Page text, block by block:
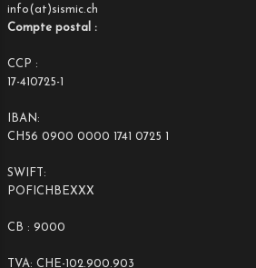
info(at)sismic.ch
Compte postal :
CCP :
17-410725-1
IBAN:
CH56 0900 0000 1741 0725 1
SWIFT:
POFICHBEXXX
CB : 9000
TVA: CHE-102.900.903